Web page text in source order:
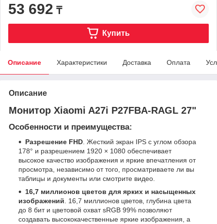
53 692 ₸
Купить
Описание Характеристики Доставка Оплата
Описание
Монитор Xiaomi A27i P27FBA-RAGL 27"
Особенности и преимущества:
Разрешение FHD. Жесткий экран IPS с углом обзора
178° и разрешением 1920 × 1080 обеспечивает
высокое качество изображения и яркие впечатления от
просмотра, независимо от того, просматриваете ли вы
таблицы и документы или смотрите видео.
16,7 миллионов цветов для ярких и насыщенных
изображений. 16,7 миллионов цветов, глубина цвета
до 8 бит и цветовой охват sRGB 99% позволяют
создавать высококачественные яркие изображения, а